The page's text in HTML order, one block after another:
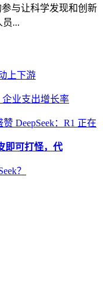
与让科学发现和创新
...
上下游
企业支出增长率
DeepSeek：R1 正在
即可打怪，代
？